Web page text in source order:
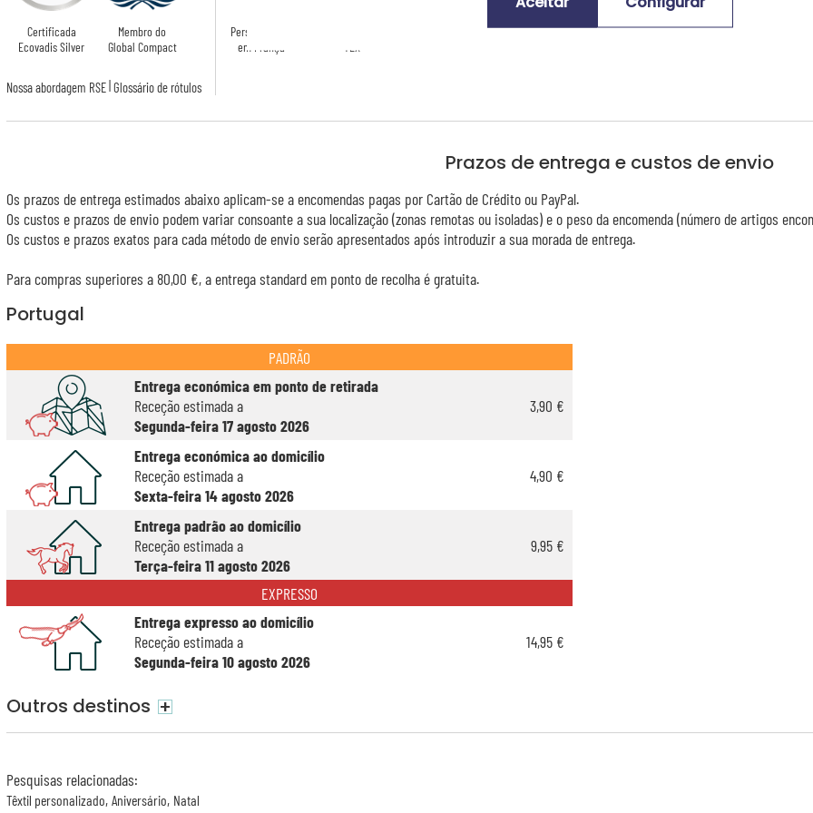
Certificada
Ecovadis Silver
Membro do
Global Compact
Nossa abordagem RSE|Glossário de rótulos
Personalizado
em França
TEX
Prazos de entrega e custos de envio
Os prazos de entrega estimados abaixo aplicam-se a encomendas pagas por Cartão de Crédito ou PayPal.
Os custos e prazos de envio podem variar consoante a sua localização (zonas remotas ou isoladas) e o peso da encomenda (número de artigos
Os custos e prazos exatos para cada método de envio serão apresentados após introduzir a sua morada de entrega.
Para compras superiores a 80,00 €, a entrega standard em ponto de recolha é gratuita.
Portugal
PADRÃO
Entrega económica em ponto de retirada
Receção estimada a
Segunda-feira 17 agosto 2026
3,90 €
Entrega económica ao domicílio
Receção estimada a
Sexta-feira 14 agosto 2026
4,90 €
Entrega padrão ao domicílio
Receção estimada a
Terça-feira 11 agosto 2026
9,95 €
EXPRESSO
Entrega expresso ao domicílio
Receção estimada a
Segunda-feira 10 agosto 2026
14,95 €
Outros destinos +
Pesquisas relacionadas:
Têxtil personalizado Aniversário Natal